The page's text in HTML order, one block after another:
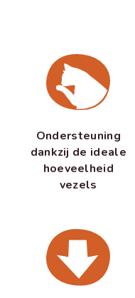
Ondersteuning
dankzij de ideale
hoeveelheid
vezels